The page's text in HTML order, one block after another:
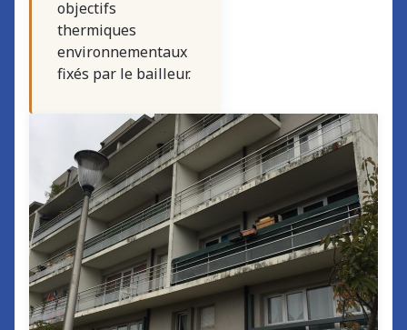
objectifs
thermiques
environnementaux
fixés par le bailleur.